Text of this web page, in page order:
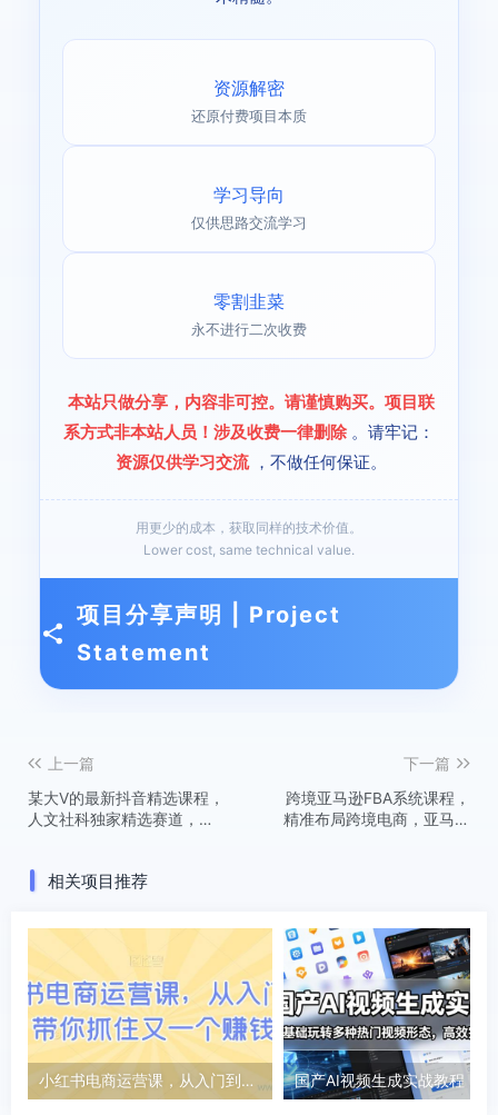
资源解密
还原付费项目本质
学习导向
仅供思路交流学习
零割韭菜
永不进行二次收费
本站只做分享，内容非可控。请谨慎购买。项目联
系方式非本站人员！涉及收费一律删除 。请牢记：
资源仅供学习交流 ，不做任何保证。
用更少的成本，获取同样的技术价值。
Lower cost, same technical value.
项目分享声明 | Project
Statement
上一篇
某大V的最新抖音精选课程，
人文社科独家精选赛道，可
下一篇
跨境亚马逊FBA系统课程，
精准布局跨境电商，亚马逊
相关项目推荐
小红书电商运营课，从入门到精通，带你抓住又一个赚钱风口